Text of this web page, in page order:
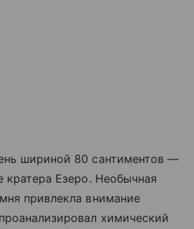
шириной 80 сантиментов —
кратера Езеро. Необычная
привлекла внимание
химический